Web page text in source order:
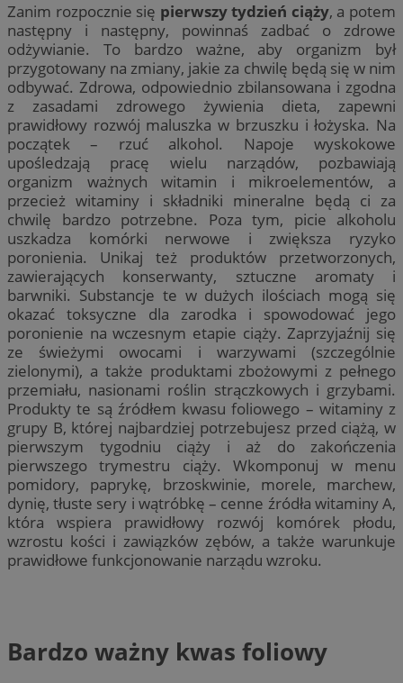
Zanim rozpocznie się pierwszy tydzień ciąży, a potem
następny i następny, powinnaś zadbać o zdrowe
odżywianie. To bardzo ważne, aby organizm był
przygotowany na zmiany, jakie za chwilę będą się w nim
odbywać. Zdrowa, odpowiednio zbilansowana i zgodna
z zasadami zdrowego żywienia dieta, zapewni
prawidłowy rozwój maluszka w brzuszku i łożyska. Na
początek – rzuć alkohol. Napoje wyskokowe
upośledzają pracę wielu narządów, pozbawiają
organizm ważnych witamin i mikroelementów, a
przecież witaminy i składniki mineralne będą ci za
chwilę bardzo potrzebne. Poza tym, picie alkoholu
uszkadza komórki nerwowe i zwiększa ryzyko
poronienia. Unikaj też produktów przetworzonych,
zawierających konserwanty, sztuczne aromaty i
barwniki. Substancje te w dużych ilościach mogą się
okazać toksyczne dla zarodka i spowodować jego
poronienie na wczesnym etapie ciąży. Zaprzyjaźnij się
ze świeżymi owocami i warzywami (szczególnie
zielonymi), a także produktami zbożowymi z pełnego
przemiału, nasionami roślin strączkowych i grzybami.
Produkty te są źródłem kwasu foliowego – witaminy z
grupy B, której najbardziej potrzebujesz przed ciążą, w
pierwszym tygodniu ciąży i aż do zakończenia
pierwszego trymestru ciąży. Wkomponuj w menu
pomidory, paprykę, brzoskwinie, morele, marchew,
dynię, tłuste sery i wątróbkę – cenne źródła witaminy A,
która wspiera prawidłowy rozwój komórek płodu,
wzrostu kości i zawiązków zębów, a także warunkuje
prawidłowe funkcjonowanie narządu wzroku.
Bardzo ważny kwas foliowy